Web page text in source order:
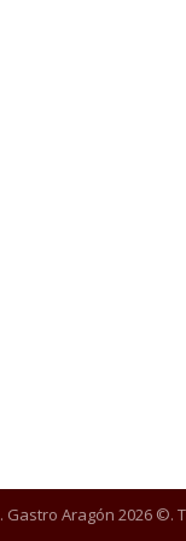
. Gastro Aragón 2026 ©.